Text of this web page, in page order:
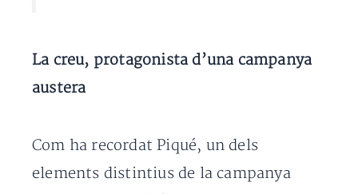
La creu, protagonista d’una campanya
austera
Com ha recordat Piqué, un dels
elements distintius de la campanya